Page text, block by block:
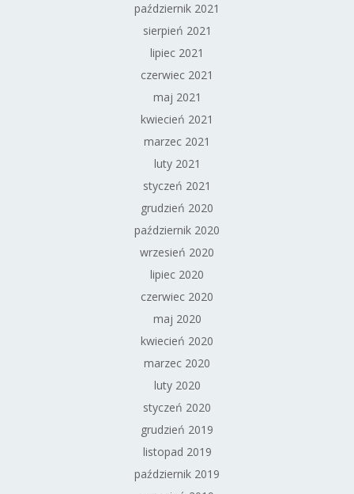
październik 2021
sierpień 2021
lipiec 2021
czerwiec 2021
maj 2021
kwiecień 2021
marzec 2021
luty 2021
styczeń 2021
grudzień 2020
październik 2020
wrzesień 2020
lipiec 2020
czerwiec 2020
maj 2020
kwiecień 2020
marzec 2020
luty 2020
styczeń 2020
grudzień 2019
listopad 2019
październik 2019